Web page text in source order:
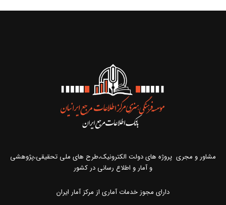
مشاور و مجری پروژه های دولت الکترونیک،طرح های ملی تحقیقی،پژوهشی
و آمار و اطلاع رسانی در کشور
دارای مجوز خدمات آماری از مرکز آمار ایران